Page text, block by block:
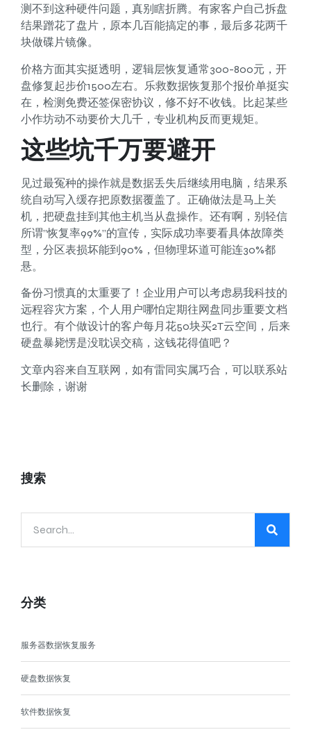
测不到这种硬件问题，真别瞎折腾。有家客户自己拆盘
结果蹭花了盘片，原本几百能搞定的事，最后多花两千
块做碟片镜像。
价格方面其实挺透明，逻辑层恢复通常300-800元，开
盘修复起步价1500左右。乐救数据恢复那个报价单挺实
在，检测免费还签保密协议，修不好不收钱。比起某些
小作坊动不动要价大几千，专业机构反而更规矩。
这些坑千万要避开
见过最冤种的操作就是数据丢失后继续用电脑，结果系
统自动写入缓存把原数据覆盖了。正确做法是马上关
机，把硬盘挂到其他主机当从盘操作。还有啊，别轻信
所谓”恢复率99%”的宣传，实际成功率要看具体故障类
型，分区表损坏能到90%，但物理坏道可能连30%都
悬。
备份习惯真的太重要了！企业用户可以考虑易我科技的
远程容灾方案，个人用户哪怕定期往网盘同步重要文档
也行。有个做设计的客户每月花50块买2T云空间，后来
硬盘暴毙愣是没耽误交稿，这钱花得值吧？
文章内容来自互联网，如有雷同实属巧合，可以联系站
长删除，谢谢
搜索
分类
服务器数据恢复服务
硬盘数据恢复
软件数据恢复